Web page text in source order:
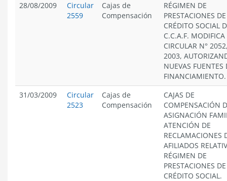
28/08/2009
Circular
2559
Cajas de
Compensación
RÉGIMEN DE
PRESTACIONES DE
CRÉDITO SOCIAL
C.C.A.F. MODIFICA
CIRCULAR N°
2003,
NUEVAS FUENTES
FINANCIAMIENTO.
31/03/2009
Circular
2523
Cajas de
Compensación
CAJAS DE
COMPENSACIÓN
ASIGNACIÓN
ATENCIÓN DE
RECLAMACIONES
AFILIADOS
RÉGIMEN DE
PRESTACIONES DE
CRÉDITO SOCIAL.